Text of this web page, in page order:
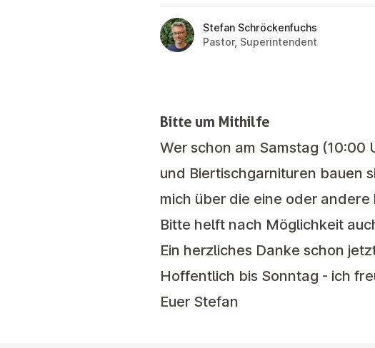
Stefan Schröckenfuchs
Pastor, Superintendent
Bitte um Mithilfe
Wer schon am Samstag (10:00
und Biertischgarnituren bauen
mich über die eine oder
Bitte helft nach Möglichkeit
Ein herzliches Danke schon
Hoffentlich bis Sonntag - ich
Euer Stefan